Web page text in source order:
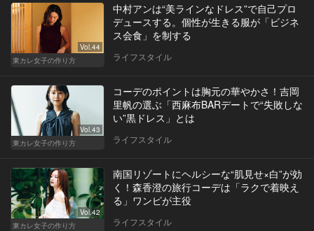
Vol.44
東カレ女子の作り方
中村アンは“美ラインなドレス”で自己プロ
デュースする。個性が生きる服が「ビジネ
ス会食」を制する
ライフスタイル
Vol.43
東カレ女子の作り方
コーデのポイントは胸元の華やかさ！吉岡
里帆の選ぶ「西麻布BARデートで“失敗しな
い”黒ドレス」とは
ライフスタイル
Vol.42
東カレ女子の作り方
南国リゾートにヘルシーな“肌見せ×白”が効
く！森香澄の旅行コーデは「ラクで着映え
る」ワンピが主役
ライフスタイル